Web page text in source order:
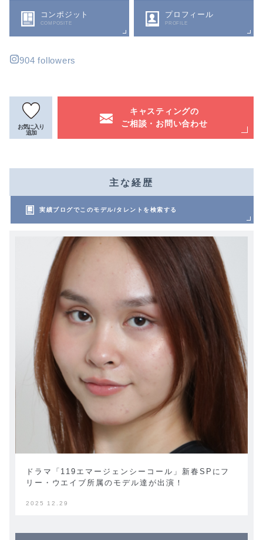
コンポジット
COMPOSITE
プロフィール
PROFILE
904 followers
お気に入り
追加
キャスティングの
ご相談・お問い合わせ
主な経歴
実績ブログでこのモデル/タレントを検索する
ドラマ「119エマージェンシーコール」新春SPにフ
リー・ウエイブ所属のモデル達が出演！
2025 12.29